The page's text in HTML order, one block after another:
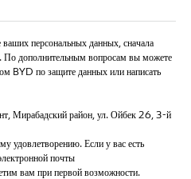
ваших персональных данных, сначала
По дополнительным вопросам вы можете
BYD по защите данных или написать
Мирабадский район, ул. Ойбек 26, 3-й
удовлетворению. Если у вас есть
почты
вам при первой возможности.